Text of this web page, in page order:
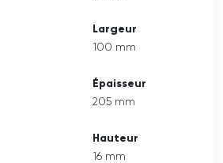
Largeur
100 mm
Épaisseur
205 mm
Hauteur
16 mm